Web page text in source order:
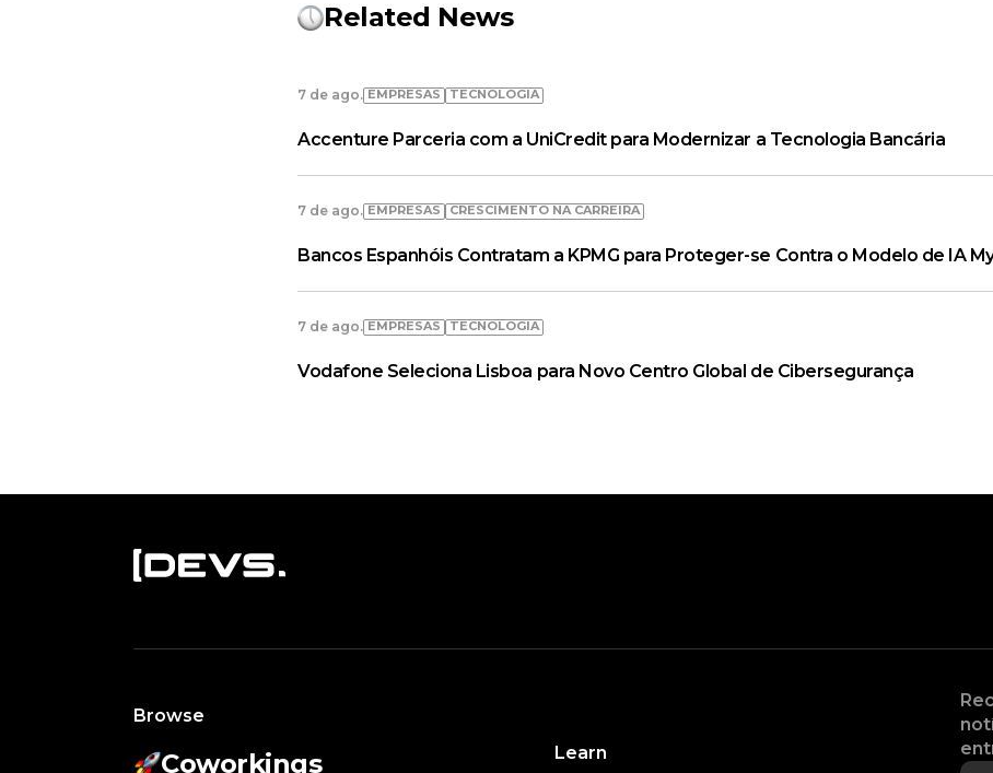
Related News
7 de ago. EMPRESAS TECNOLOGIA
Accenture Parceria com a UniCredit para Modernizar a Tecnologia Bancária
7 de ago. EMPRESAS CRESCIMENTO NA CARREIRA
Bancos Espanhóis Contratam a KPMG para Proteger-se Contra o Modelo de IA
7 de ago. EMPRESAS TECNOLOGIA
Vodafone Seleciona Lisboa para Novo Centro Global de Cibersegurança
Browse
Coworkings Learn